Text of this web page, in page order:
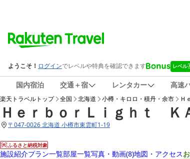
国内宿泊 交通＋宿 レンタカー 高速
楽天トラベルトップ 全国 北海道 小樽・キロロ・積丹・余市 Ｈ
ＨｅｒｂｏｒＬｉｇｈｔ Ｋ
〒047-0026 北海道 小樽市東雲町1-19
ふるさと納税対象
施設紹介プラン一覧部屋一覧写真・動画(8)地図・アクセス